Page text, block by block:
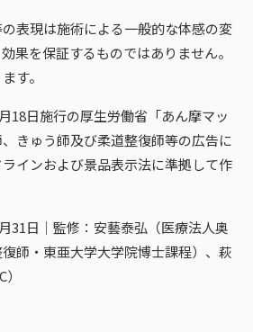
表現は施術による一般的な体感の変
果を保証するものではありません。
す。
18日施行の厚生労働省「あん摩マッ
きゅう師及び柔道整復師等の広告に
インおよび景品表示法に準拠して作
31日｜監修：安藝泰弘（医療法人奥
師・東亜大学大学院博士課程）、萩